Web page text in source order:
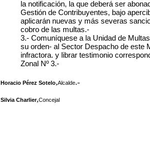
la notificación, la que deberá ser
Gestión de Contribuyentes, bajo
aplicarán nuevas y más severas
cobro de las multas.-
3.- Comuníquese a la Unidad de
su orden- al Sector Despacho de este
infractora. y librar testimonio
Zonal Nº 3.-
Horacio Pérez Sotelo,Alcalde.-
Silvia Charlier,Concejal